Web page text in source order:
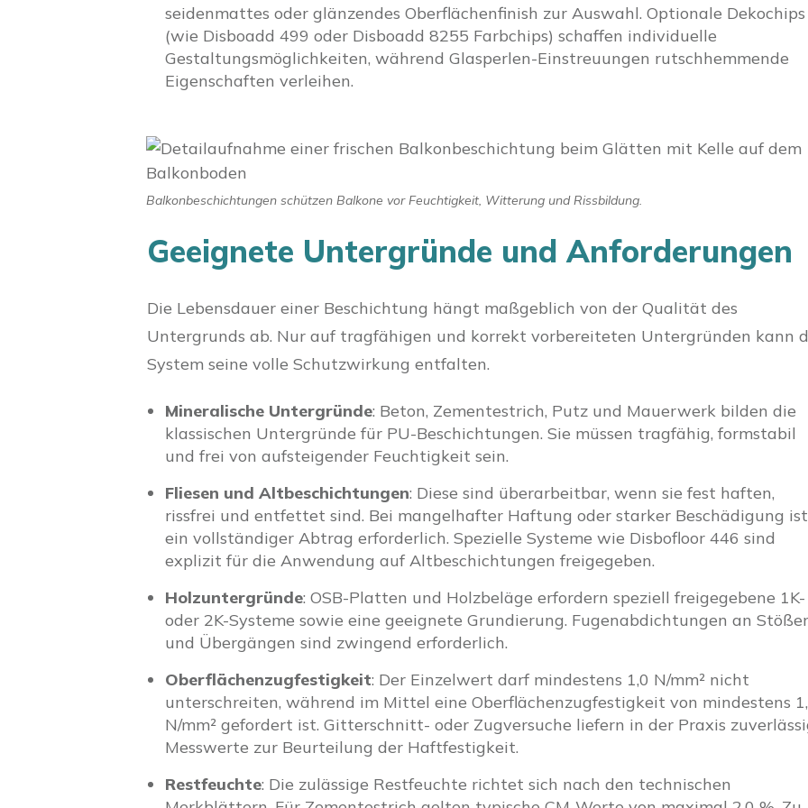
seidenmattes oder glänzendes Oberflächenfinish zur Auswahl. Optionale Dekochips
(wie Disboadd 499 oder Disboadd 8255 Farbchips) schaffen individuelle
Gestaltungsmöglichkeiten, während Glasperlen-Einstreuungen rutschhemmende
Eigenschaften verleihen.
Balkonbeschichtungen schützen Balkone vor Feuchtigkeit, Witterung und Rissbildung.
Geeignete Untergründe und Anforderungen
Die Lebensdauer einer Beschichtung hängt maßgeblich von der Qualität des
Untergrunds ab. Nur auf tragfähigen und korrekt vorbereiteten Untergründen kann
System seine volle Schutzwirkung entfalten.
Mineralische Untergründe: Beton, Zementestrich, Putz und Mauerwerk bilden die
klassischen Untergründe für PU-Beschichtungen. Sie müssen tragfähig, formstabil
und frei von aufsteigender Feuchtigkeit sein.
Fliesen und Altbeschichtungen: Diese sind überarbeitbar, wenn sie fest haften,
rissfrei und entfettet sind. Bei mangelhafter Haftung oder starker Beschädigung ist
ein vollständiger Abtrag erforderlich. Spezielle Systeme wie Disbofloor 446 sind
explizit für die Anwendung auf Altbeschichtungen freigegeben.
Holzuntergründe: OSB-Platten und Holzbeläge erfordern speziell freigegebene 1K-
oder 2K-Systeme sowie eine geeignete Grundierung. Fugenabdichtungen an
und Übergängen sind zwingend erforderlich.
Oberflächenzugfestigkeit: Der Einzelwert darf mindestens 1,0 N/mm² nicht
unterschreiten, während im Mittel eine Oberflächenzugfestigkeit von mindestens
N/mm² gefordert ist. Gitterschnitt- oder Zugversuche liefern in der Praxis
Messwerte zur Beurteilung der Haftfestigkeit.
Restfeuchte: Die zulässige Restfeuchte richtet sich nach den technischen